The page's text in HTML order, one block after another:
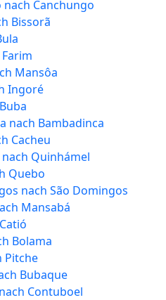
Canchungo
Bissorã
Mansôa
Ingoré
nach Bambadinca
Cacheu
Quinhámel
Quebo
nach São Domingos
Mansabá
Bolama
Pitche
Bubaque
Contuboel